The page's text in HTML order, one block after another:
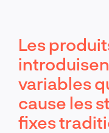
Les
variables
cause les
fixes